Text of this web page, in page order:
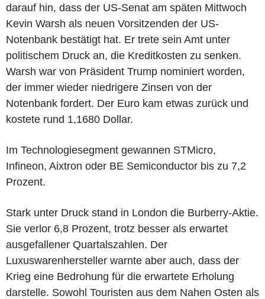
darauf hin, dass der US-Senat am späten Mittwoch
Kevin Warsh als neuen Vorsitzenden der US-
Notenbank bestätigt hat. Er trete sein Amt unter
politischem Druck an, die Kreditkosten zu senken.
Warsh war von Präsident Trump nominiert worden,
der immer wieder niedrigere Zinsen von der
Notenbank fordert. Der Euro kam etwas zurück und
kostete rund 1,1680 Dollar.
Im Technologiesegment gewannen STMicro,
Infineon, Aixtron oder BE Semiconductor bis zu 7,2
Prozent.
Stark unter Druck stand in London die Burberry-Aktie.
Sie verlor 6,8 Prozent, trotz besser als erwartet
ausgefallener Quartalszahlen. Der
Luxuswarenhersteller warnte aber auch, dass der
Krieg eine Bedrohung für die erwartete Erholung
darstelle. Sowohl Touristen aus dem Nahen Osten als